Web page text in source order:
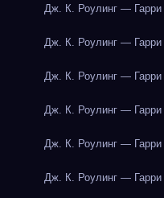
Дж. К. Роулинг — Гарри
Дж. К. Роулинг — Гарри
Дж. К. Роулинг — Гарри
Дж. К. Роулинг — Гарри
Дж. К. Роулинг — Гарри
Дж. К. Роулинг — Гарри